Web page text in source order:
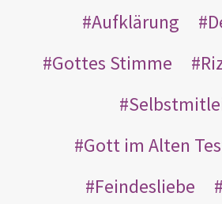
Aufklärung
Gottes Stimme
Gott im Alten
Feindesliebe